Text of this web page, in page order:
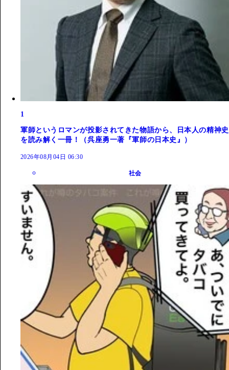
1
軍師というロマンが投影されてきた物語から、日本人の精神史
を読み解く一冊！（呉座勇一著『軍師の日本史』）
2026年08月04日 06:30
社会